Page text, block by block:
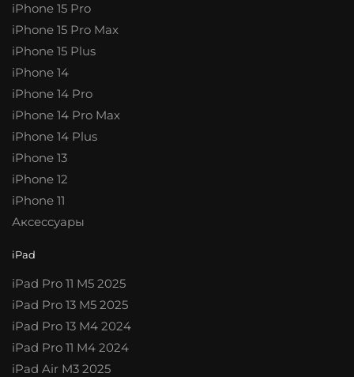
iPhone 15 Pro
iPhone 15 Pro Max
iPhone 15 Plus
iPhone 14
iPhone 14 Pro
iPhone 14 Pro Max
iPhone 14 Plus
iPhone 13
iPhone 12
iPhone 11
Аксессуары
iPad
iPad Pro 11 M5 2025
iPad Pro 13 M5 2025
iPad Pro 13 M4 2024
iPad Pro 11 M4 2024
iPad Air M3 2025